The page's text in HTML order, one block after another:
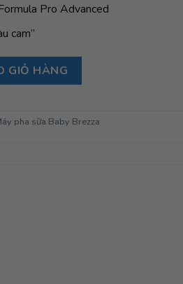
Pro Advanced
cam”
sữa Máy Pha Sữa Baby Brezza,
GIỎ HÀNG
pha sữa Baby Brezza